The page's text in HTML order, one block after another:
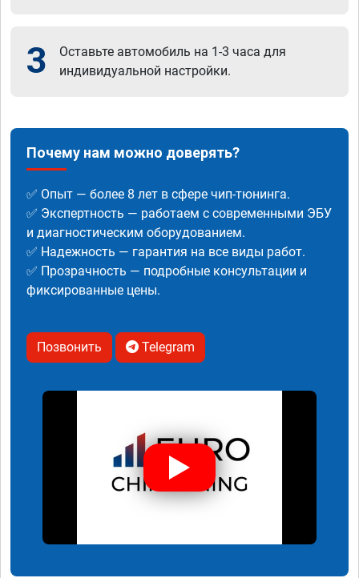
3
Оставьте автомобиль на 1-3 часа для
индивидуальной настройки.
Почему нам можно доверять?
✅ Опыт — более 8 лет в сфере чип-тюнинга.
✅ Экспертность — работаем с современными ЭБУ
и диагностическим оборудованием.
✅ Надежность — гарантия на все виды работ.
✅ Прозрачность — подробные консультации и
фиксированные цены.
Позвонить Telegram